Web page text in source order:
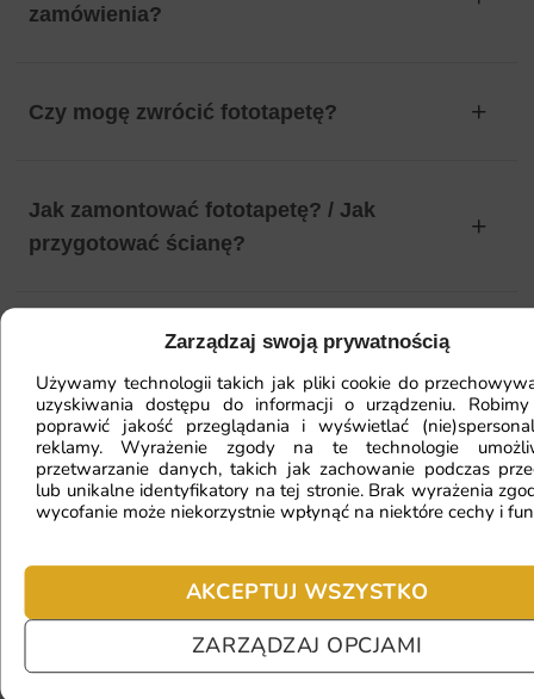
Zarządzaj swoją prywatnością
Używamy technologii takich jak pliki cookie do
uzyskiwania dostępu do informacji o urządzeniu.
poprawić jakość przeglądania i wyświetlać
reklamy. Wyrażenie zgody na te technologie
przetwarzanie danych, takich jak zachowanie podczas
lub unikalne identyfikatory na tej stronie. Brak wyrażenia
wycofanie może niekorzystnie wpłynąć na niektóre cechy i
AKCEPTUJ WSZYSTKO
ZARZĄDZAJ OPCJAMI
zamówienia?
Czy mogę zwrócić fototapetę?
Jak zamontować fototapetę? / Jak
przygotować ścianę?
Fototapeta ma inny kolor na telefonie
a inny na komputerze. Jak sprawdzić
kolor?
Jaki materiał wybrać?
Jaka jest trwałość fototapety?